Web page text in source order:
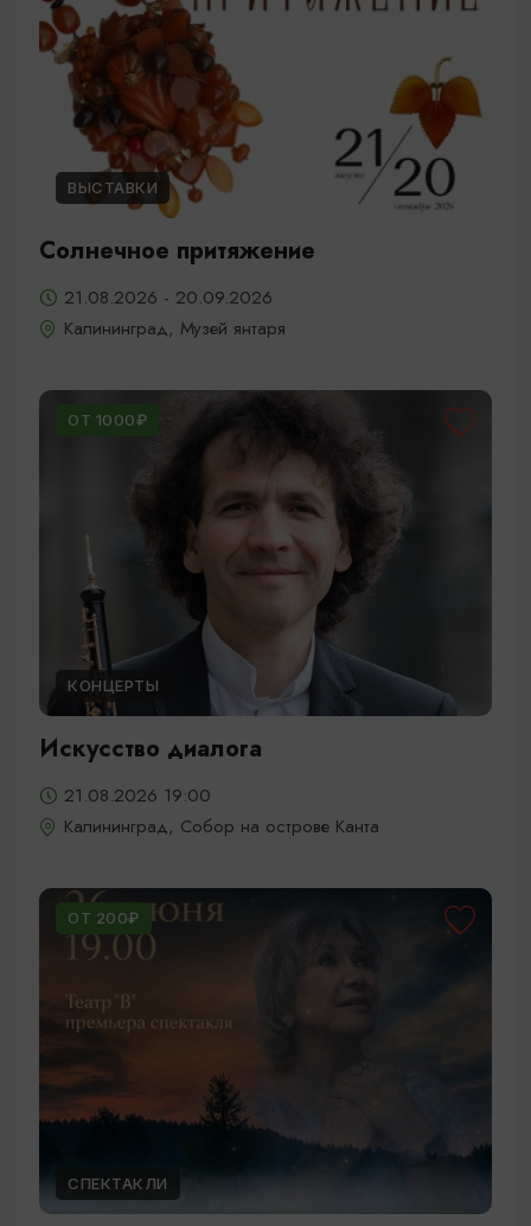
ВЫСТАВКИ
Солнечное притяжение
21.08.2026 - 20.09.2026
Калининград, Музей янтаря
ОТ 1000₽
КОНЦЕРТЫ
Искусство диалога
21.08.2026 19:00
Калининград, Собор на острове Канта
ОТ 200₽
СПЕКТАКЛИ